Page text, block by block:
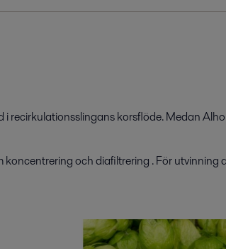
irecirkulationsslinganskorsflöde. Medan
​​​​​​koncentrering och ​diafiltrering . För utvinning